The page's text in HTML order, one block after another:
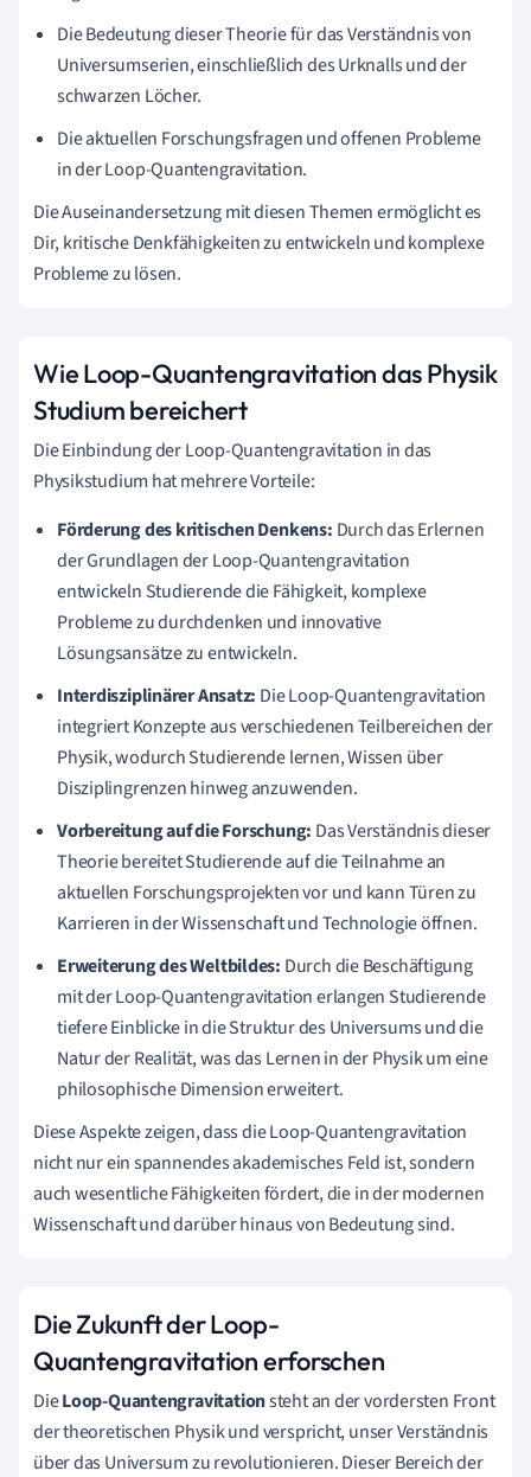
Die Bedeutung dieser Theorie für das Verständnis von
Universumserien, einschließlich des Urknalls und der
schwarzen Löcher.
Die aktuellen Forschungsfragen und offenen Probleme
in der Loop-Quantengravitation.
Die Auseinandersetzung mit diesen Themen ermöglicht es
Dir, kritische Denkfähigkeiten zu entwickeln und komplexe
Probleme zu lösen.
Wie Loop-Quantengravitation das Physik
Studium bereichert
Die Einbindung der Loop-Quantengravitation in das
Physikstudium hat mehrere Vorteile:
Förderung des kritischen Denkens: Durch das Erlernen
der Grundlagen der Loop-Quantengravitation
entwickeln Studierende die Fähigkeit, komplexe
Probleme zu durchdenken und innovative
Lösungsansätze zu entwickeln.
Interdisziplinärer Ansatz: Die Loop-Quantengravitation
integriert Konzepte aus verschiedenen Teilbereichen der
Physik, wodurch Studierende lernen, Wissen über
Disziplingrenzen hinweg anzuwenden.
Vorbereitung auf die Forschung: Das Verständnis dieser
Theorie bereitet Studierende auf die Teilnahme an
aktuellen Forschungsprojekten vor und kann Türen zu
Karrieren in der Wissenschaft und Technologie öffnen.
Erweiterung des Weltbildes: Durch die Beschäftigung
mit der Loop-Quantengravitation erlangen Studierende
tiefere Einblicke in die Struktur des Universums und die
Natur der Realität, was das Lernen in der Physik um eine
philosophische Dimension erweitert.
Diese Aspekte zeigen, dass die Loop-Quantengravitation
nicht nur ein spannendes akademisches Feld ist, sondern
auch wesentliche Fähigkeiten fördert, die in der modernen
Wissenschaft und darüber hinaus von Bedeutung sind.
Die Zukunft der Loop-
Quantengravitation erforschen
DieLoop-Quantengravitationsteht an der vordersten Front
der theoretischen Physik und verspricht, unser Verständnis
über das Universum zu revolutionieren. Dieser Bereich der